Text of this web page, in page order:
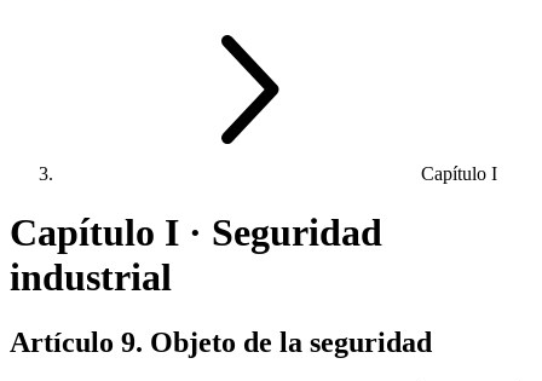
Capítulo I
Capítulo I · Seguridad
industrial
Artículo 9. Objeto de la seguridad